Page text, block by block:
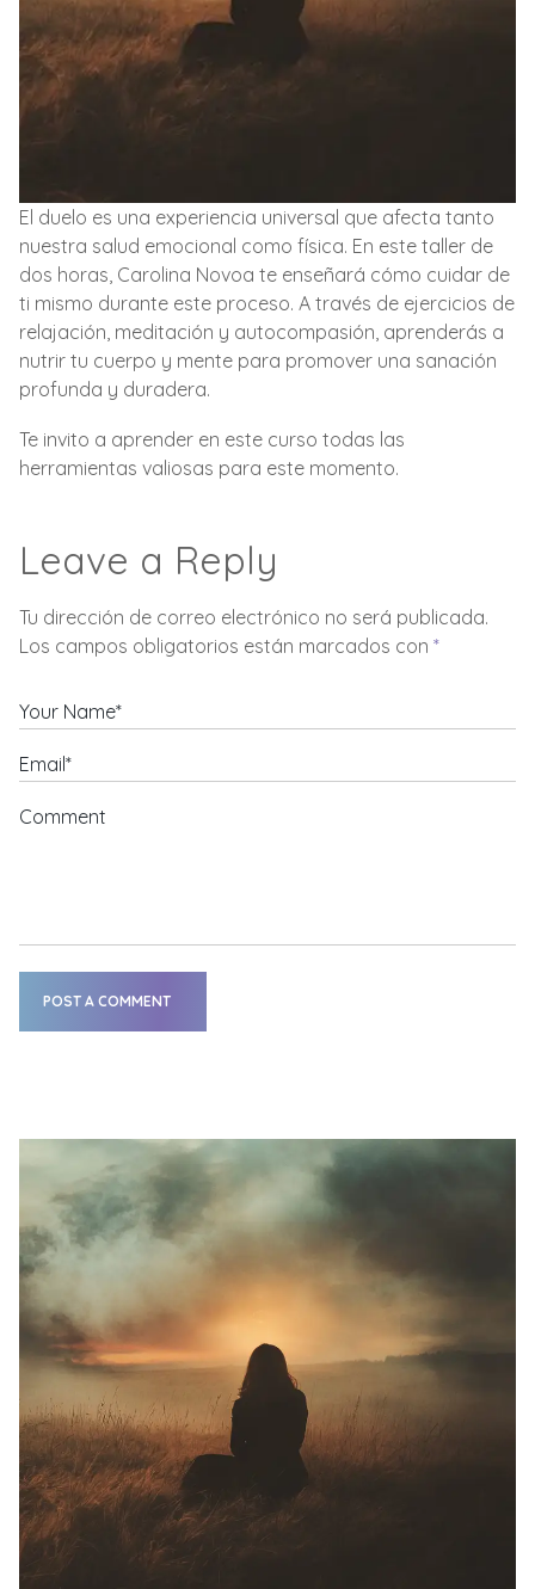
El duelo es una experiencia universal que afecta tanto
nuestra salud emocional como física. En este taller de
dos horas, Carolina Novoa te enseñará cómo cuidar de
ti mismo durante este proceso. A través de ejercicios de
relajación, meditación y autocompasión, aprenderás a
nutrir tu cuerpo y mente para promover una sanación
profunda y duradera.
Te invito a aprender en este curso todas las
herramientas valiosas para este momento.
Leave a Reply
Tu dirección de correo electrónico no será publicada.
Los campos obligatorios están marcados con *
Your Name*
Email*
Comment
POST A COMMENT